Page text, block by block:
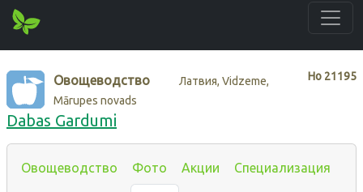
Нo 21195
Овощеводство
Латвия, Vidzeme,
Mārupes novads
Dabas Gardumi
Овощеводство Фото Акции Специализация